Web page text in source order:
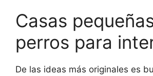
Casas
perros para
De las ideas más originales es